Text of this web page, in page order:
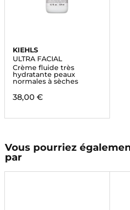
KIEHLS
ULTRA FACIAL
Crème fluide très
hydratante peaux
normales à sèches
38,00 €
Vous pourriez
par